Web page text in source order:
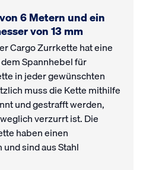
6 Metern und ein
von 13 mm
Cargo Zurrkette hat eine
Spannhebel für
in jeder gewünschten
muss die Kette mithilfe
und gestrafft werden,
verzurrt ist. Die
haben einen
sind aus Stahl